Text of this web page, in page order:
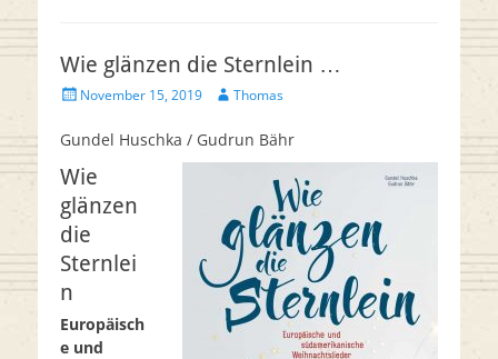
Wie glänzen die Sternlein …
Veröffentlicht
November 15, 2019 AutorThomas
Gundel Huschka / Gudrun Bähr
Wie
glänzen
die
Sternlei
n
Europäisch
e und